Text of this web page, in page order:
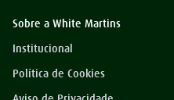
Sobre a White Martins
Institucional
Política de Cookies